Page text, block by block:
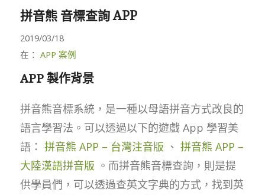
拼音熊 音標查詢 APP
2019/03/18
在： APP 案例
APP 製作背景
拼音熊音標系統，是一種以母語拼音方式改良的
語言學習法。可以透過以下的遊戲 App 學習美
語： 拼音熊 APP – 台灣注音版 、 拼音熊 APP –
大陸漢語拼音版 。而拼音熊音標查詢，則是提
供學員們，可以透過查英文字典的方式，找到英